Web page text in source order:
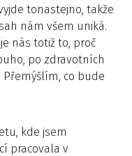
tonastejno, takže
nám všem uniká.
nás totiž to, proč
po zdravotních
co bude
kde jsem
pracovala v